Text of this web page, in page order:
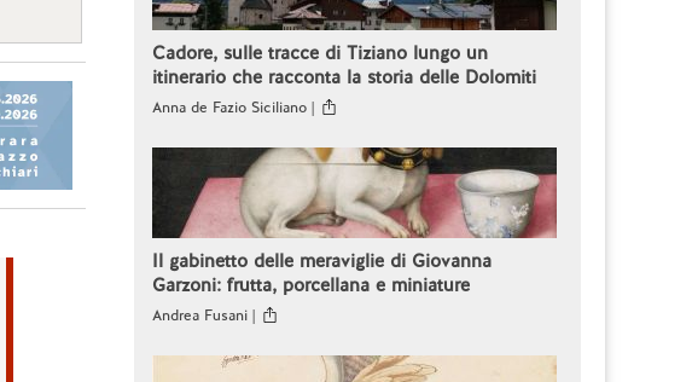
Cadore, sulle tracce di Tiziano lungo un
itinerario che racconta la storia delle Dolomiti
Anna de Fazio Siciliano |
Il gabinetto delle meraviglie di Giovanna
Garzoni: frutta, porcellana e miniature
Andrea Fusani |